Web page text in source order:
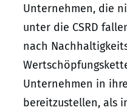
Unternehmen, die
unter die CSRD
nach
Unternehmen in
bereitzustellen, als